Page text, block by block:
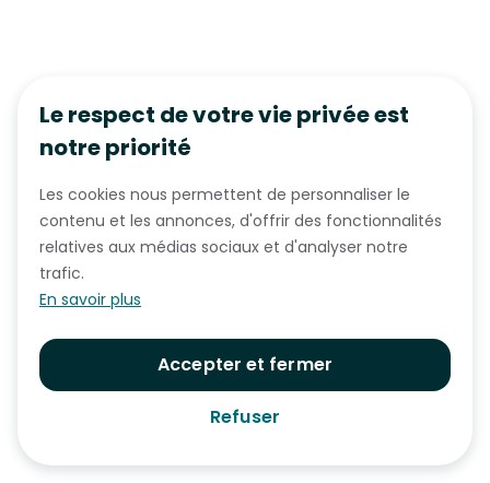
Le respect de votre vie privée est
notre priorité
Les cookies nous permettent de personnaliser le
contenu et les annonces, d'offrir des fonctionnalités
relatives aux médias sociaux et d'analyser notre
trafic.
En savoir plus
Accepter et fermer
Refuser